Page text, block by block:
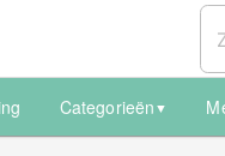
Categorieën▼